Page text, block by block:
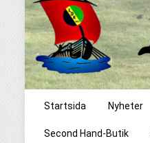
Startsida Nyheter
Second Hand-Butik